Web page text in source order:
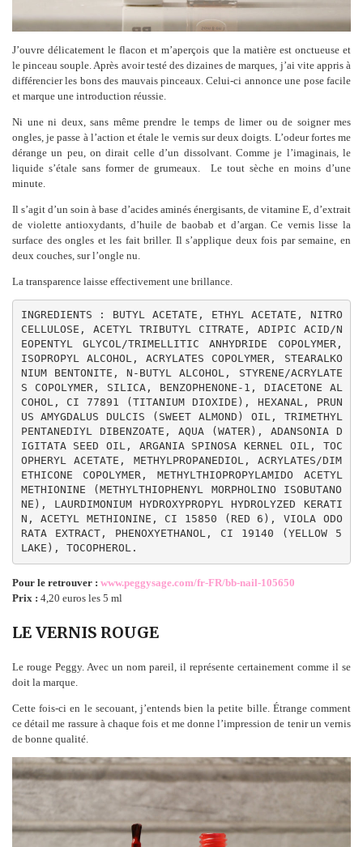
J’ouvre délicatement le flacon et m’aperçois que la matière est onctueuse et
le pinceau souple. Après avoir testé des dizaines de marques, j’ai vite appris à
différencier les bons des mauvais pinceaux. Celui-ci annonce une pose facile
et marque une introduction réussie.
Ni une ni deux, sans même prendre le temps de limer ou de soigner mes
ongles, je passe à l’action et étale le vernis sur deux doigts. L’odeur fortes me
dérange un peu, on dirait celle d’un dissolvant. Comme je l’imaginais, le
liquide s’étale sans former de grumeaux. Le tout sèche en moins d’une
minute.
Il s’agit d’un soin à base d’acides aminés énergisants, de vitamine E, d’extrait
de violette antioxydants, d’huile de baobab et d’argan. Ce vernis lisse la
surface des ongles et les fait briller. Il s’applique deux fois par semaine, en
deux couches, sur l’ongle nu.
La transparence laisse effectivement une brillance.
INGREDIENTS : BUTYL ACETATE, ETHYL ACETATE, NITRO
CELLULOSE, ACETYL TRIBUTYL CITRATE, ADIPIC ACID/N
EOPENTYL GLYCOL/TRIMELLITIC ANHYDRIDE COPOLYMER,
ISOPROPYL ALCOHOL, ACRYLATES COPOLYMER, STEARALKO
NIUM BENTONITE, N-BUTYL ALCOHOL, STYRENE/ACRYLATE
S COPOLYMER, SILICA, BENZOPHENONE-1, DIACETONE AL
COHOL, CI 77891 (TITANIUM DIOXIDE), HEXANAL, PRUN
US AMYGDALUS DULCIS (SWEET ALMOND) OIL, TRIMETHYL
PENTANEDIYL DIBENZOATE, AQUA (WATER), ADANSONIA D
IGITATA SEED OIL, ARGANIA SPINOSA KERNEL OIL, TOC
OPHERYL ACETATE, METHYLPROPANEDIOL, ACRYLATES/DIM
ETHICONE COPOLYMER, METHYLTHIOPROPYLAMIDO ACETYL
METHIONINE (METHYLTHIOPHENYL MORPHOLINO ISOBUTANO
NE), LAURDIMONIUM HYDROXYPROPYL HYDROLYZED KERATI
N, ACETYL METHIONINE, CI 15850 (RED 6), VIOLA ODO
RATA EXTRACT, PHENOXYETHANOL, CI 19140 (YELLOW 5
LAKE), TOCOPHEROL.
Pour le retrouver : www.peggysage.com/fr-FR/bb-nail-105650
Prix : 4,20 euros les 5 ml
LE VERNIS ROUGE
Le rouge Peggy. Avec un nom pareil, il représente certainement comme il se
doit la marque.
Cette fois-ci en le secouant, j’entends bien la petite bille. Étrange comment
ce détail me rassure à chaque fois et me donne l’impression de tenir un vernis
de bonne qualité.